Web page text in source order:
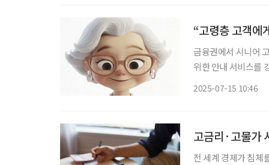
“고령층 고객에
금융권에서 시니어
위한 안내 서비스를 강화해 관심을 끌고
2025-07-15 10:46
고금리·고물가
전 세계 경제가 침체